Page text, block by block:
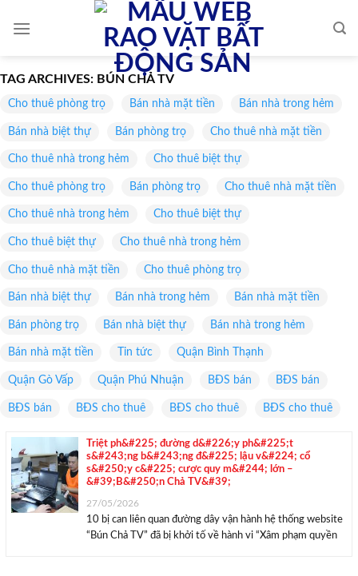
TAG ARCHIVES: BÚN CHẢ TV
Cho thuê phòng trọ Bán nhà mặt tiền Bán nhà trong hẻm
Bán nhà biệt thự Bán phòng trọ Cho thuê nhà mặt tiền
Cho thuê nhà trong hẻm Cho thuê biệt thự
Cho thuê phòng trọ Bán phòng trọ Cho thuê nhà mặt tiền
Cho thuê nhà trong hẻm Cho thuê biệt thự
Cho thuê biệt thự Cho thuê nhà trong hẻm
Cho thuê nhà mặt tiền Cho thuê phòng trọ
Bán nhà biệt thự Bán nhà trong hẻm Bán nhà mặt tiền
Bán phòng trọ Bán nhà biệt thự Bán nhà trong hẻm
Bán nhà mặt tiền Tin tức Quận Bình Thạnh
Quận Gò Vấp Quận Phú Nhuận BĐS bán BĐS bán
BĐS bán BĐS cho thuê BĐS cho thuê BĐS cho thuê
Triệt ph&#225; đường d&#226;y ph&#225;t
s&#243;ng b&#243;ng đ&#225; lậu v&#224; cổ
s&#250;y c&#225; cược quy m&#244; lớn –
&#39;B&#250;n Chả TV&#39;
27/05/2026
10 bị can liên quan đường dây vận hành hệ thống website
“Bún Chả TV” đã bị khởi tố về hành vi “Xâm phạm quyền